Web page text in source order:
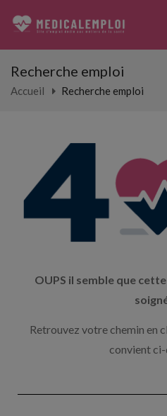
Recherche emploi
Accueil Recherche emploi
OUPS il semble que
Retrouvez votre chemin en
convient ci-